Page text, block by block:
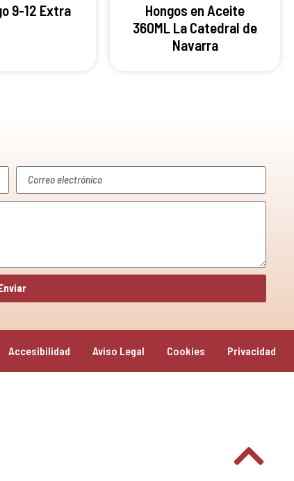
9-12 Extra
Hongos en Aceite
360ML La Catedral de
Navarra
Accesibilidad Aviso Legal Cookies Privacidad